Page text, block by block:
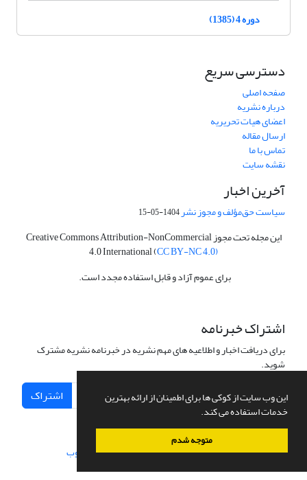
این وب سایت از کوکی ها برای اطمینان از ارائه بهترین
خدمات استفاده می کند.
متوجه شدم
دوره 4 (1385)
دسترسی سریع
صفحه اصلی
درباره نشریه
اعضای هیات تحریریه
ارسال مقاله
تماس با ما
نقشه سایت
آخرین اخبار
سیاست حق‌مؤلف و مجوز نشر1404-05-15
این مجله تحت مجوز Creative Commons Attribution-NonCommercial
4.0 International (CC BY-NC 4.0)
برای عموم آزاد و قابل استفاده مجدد است.
اشتراک خبرنامه
برای دریافت اخبار و اطلاعیه های مهم نشریه در خبرنامه نشریه مشترک
شوید.
اشتراک
سامانه مدیریت نشریات علمی.طراحی و پیاده سازی از سیناوب